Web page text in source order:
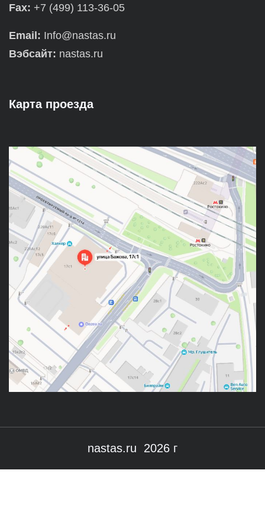
Fax: +7 (499) 113-36-05
Email: Info@nastas.ru
Вэбсайт: nastas.ru
Карта проезда
nastas.ru 2026 г